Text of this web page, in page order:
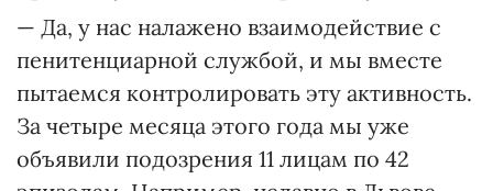
— Да, у нас налажено взаимодействие с
пенитенциарной службой, и мы вместе
пытаемся контролировать эту активность.
За четыре месяца этого года мы уже
объявили подозрения 11 лицам по 42